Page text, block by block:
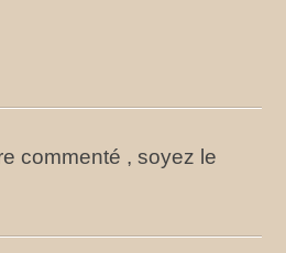
commenté , soyez le